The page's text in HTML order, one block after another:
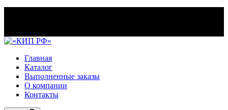
Главная
Каталог
Выполненные заказы
О компании
Контакты